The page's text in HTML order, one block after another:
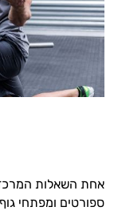
אחת השאלות
ספורטים ומפתחי